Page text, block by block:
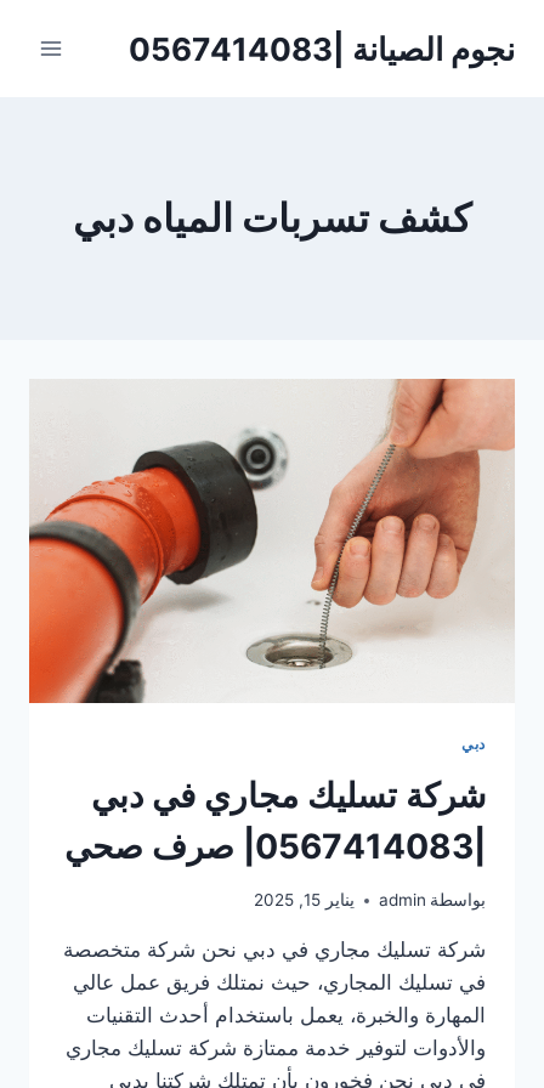
نجوم الصيانة |0567414083
كشف تسربات المياه دبي
دبي
شركة تسليك مجاري في دبي
بواسطة admin يناير 15, 2025
شركة تسليك مجاري في دبي نحن شركة متخصصة
في تسليك المجاري، حيث نمتلك فريق عمل عالي
المهارة والخبرة، يعمل باستخدام أحدث التقنيات
والأدوات لتوفير خدمة ممتازة شركة تسليك مجاري
في دبي نحن فخورون بأن تمتلك شركتنا بدبي